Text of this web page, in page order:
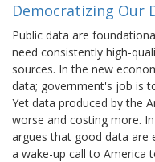
Democratizing Our
Public data are
need consistently high-
sources. In the new
data; government's job is
Yet data produced by the
worse and costing more.
argues that good data are
a wake-up call to America